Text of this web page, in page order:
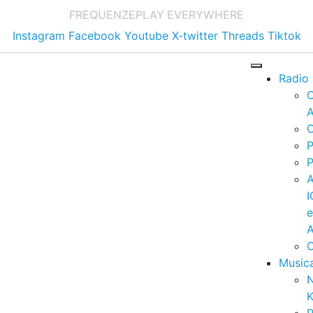
FREQUENZEPLAY EVERYWHERE
Instagram Facebook Youtube X-twitter Threads Tiktok
Radio
e